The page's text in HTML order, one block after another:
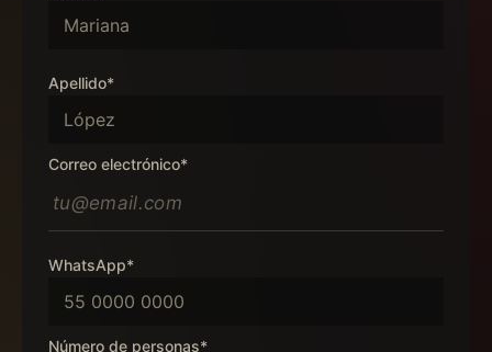
Apellido*
Correo electrónico*
WhatsApp*
Número de personas*